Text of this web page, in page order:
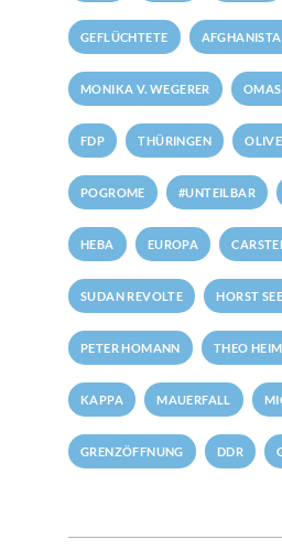
GEFLÜCHTETE
MONIKA V. WEGERER OMAS
FDP THÜRINGEN
POGROME #UNTEILBAR
HEBA EUROPA
SUDAN REVOLTE HORST
PETER HOMANN THEO
KAPPA MAUERFALL
GRENZÖFFNUNG DDR